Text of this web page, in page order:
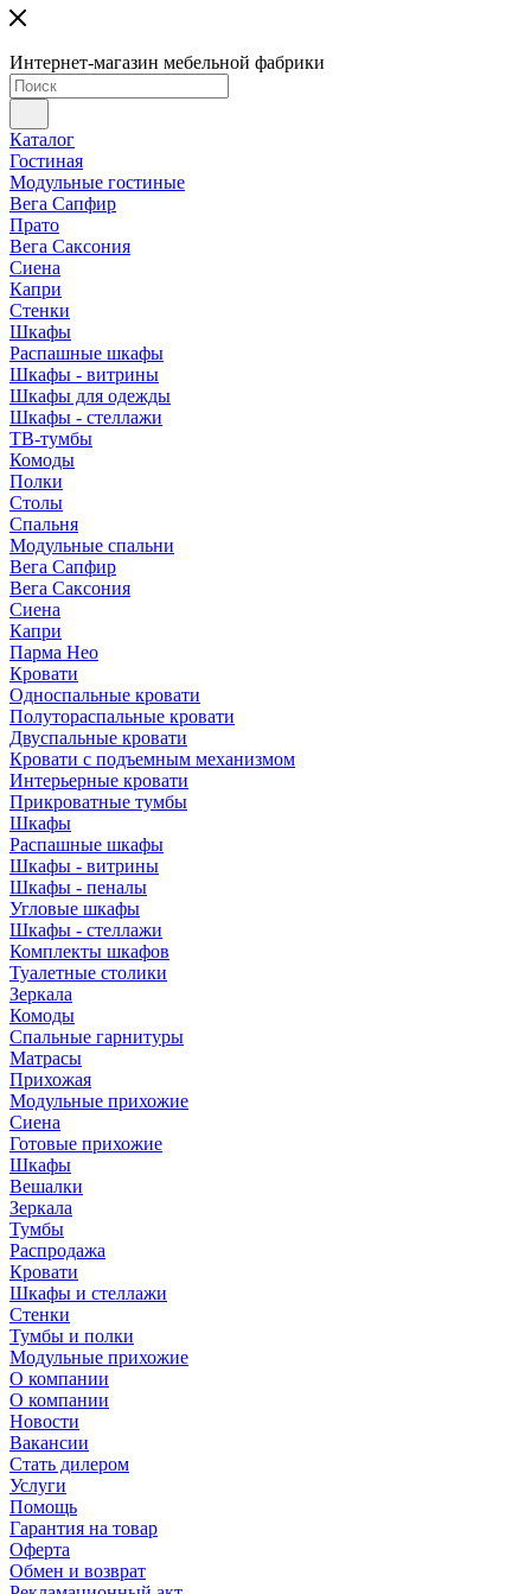
Интернет-магазин мебельной фабрики
Каталог
Гостиная
Модульные гостиные
Вега Сапфир
Прато
Вега Саксония
Сиена
Капри
Стенки
Шкафы
Распашные шкафы
Шкафы - витрины
Шкафы для одежды
Шкафы - стеллажи
ТВ-тумбы
Комоды
Полки
Столы
Спальня
Модульные спальни
Вега Сапфир
Вега Саксония
Сиена
Капри
Парма Нео
Кровати
Односпальные кровати
Полутораспальные кровати
Двуспальные кровати
Кровати с подъемным механизмом
Интерьерные кровати
Прикроватные тумбы
Шкафы
Распашные шкафы
Шкафы - витрины
Шкафы - пеналы
Угловые шкафы
Шкафы - стеллажи
Комплекты шкафов
Туалетные столики
Зеркала
Комоды
Спальные гарнитуры
Матрасы
Прихожая
Модульные прихожие
Сиена
Готовые прихожие
Шкафы
Вешалки
Зеркала
Тумбы
Распродажа
Кровати
Шкафы и стеллажи
Стенки
Тумбы и полки
Модульные прихожие
О компании
О компании
Новости
Вакансии
Стать дилером
Услуги
Помощь
Гарантия на товар
Оферта
Обмен и возврат